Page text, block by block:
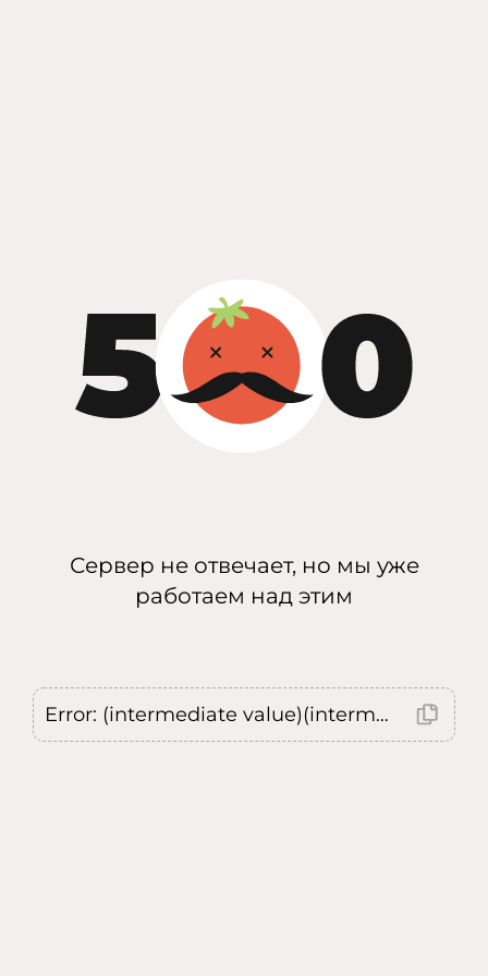
Сервер не отвечает, но мы уже
работаем над этим
Error: (intermediate value)(intermediate value)(intermediate value).replaceAll is not a function